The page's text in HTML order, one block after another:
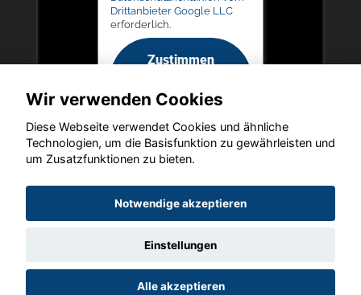
Drittanbieter Google LLC
erforderlich.
Zustimmen
aktivieren
Copyright © 2026. Autohaus Picker
Datenschutz Impressum AGB
Wir verwenden Cookies
Diese Webseite verwendet Cookies und ähnliche
Technologien, um die Basisfunktion zu gewährleisten und
um Zusatzfunktionen zu bieten.
Notwendige akzeptieren
Einstellungen
Alle akzeptieren